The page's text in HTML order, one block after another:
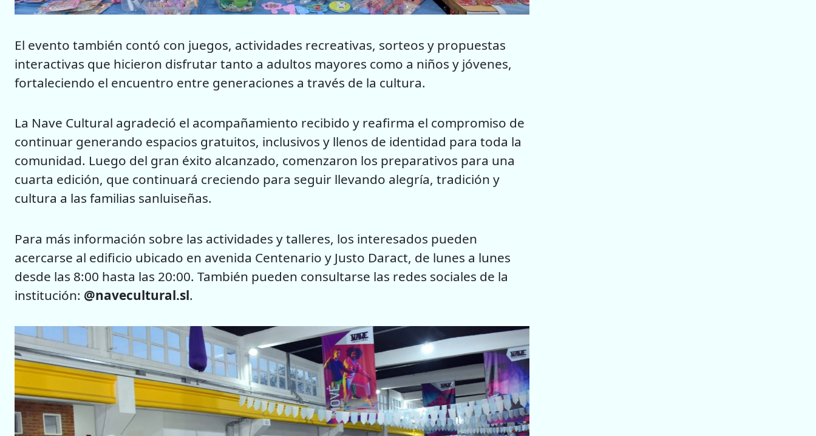
El evento también contó con juegos, actividades recreativas, sorteos y propuestas
interactivas que hicieron disfrutar tanto a adultos mayores como a niños y jóvenes,
fortaleciendo el encuentro entre generaciones a través de la cultura.
La Nave Cultural agradeció el acompañamiento recibido y reafirma el compromiso de
continuar generando espacios gratuitos, inclusivos y llenos de identidad para toda la
comunidad. Luego del gran éxito alcanzado, comenzaron los preparativos para una
cuarta edición, que continuará creciendo para seguir llevando alegría, tradición y
cultura a las familias sanluiseñas.
Para más información sobre las actividades y talleres, los interesados pueden
acercarse al edificio ubicado en avenida Centenario y Justo Daract, de lunes a lunes
desde las 8:00 hasta las 20:00. También pueden consultarse las redes sociales de la
institución: @navecultural.sl.